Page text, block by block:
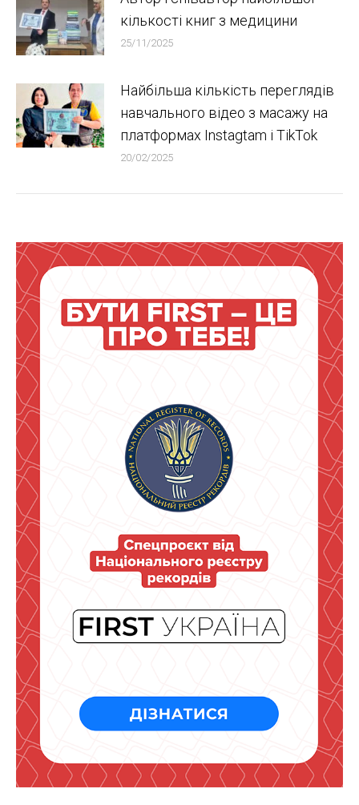
кількості книг з медицини
25/11/2025
Найбільша кількість переглядів
навчального відео з масажу на
платформах Instagtam i TikTok
20/02/2025